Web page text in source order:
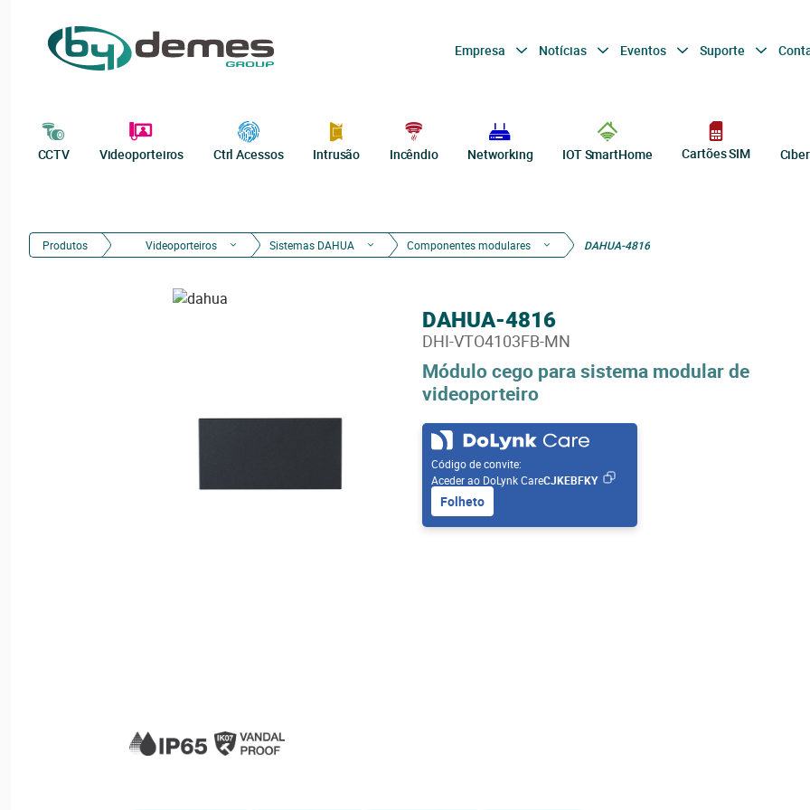
Empresa Notícias Eventos Suporte
CCTV Videoporteiros Ctrl Acessos Intrusão Incêndio Networking IOT SmartHome Cartões SIM
Produtos Videoporteiros Sistemas DAHUA Componentes modulares DAHUA-4816
Módulo cego para sistema modular de
videoporteiro
DAHUA-4816
DHI-VTO4103FB-MN
Código de convite:
Aceder ao DoLynk CareCJKEBFKY
Folheto